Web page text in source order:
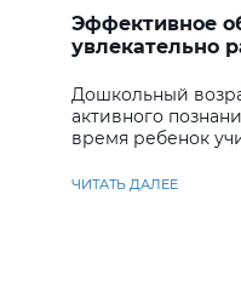
Эффективное
увлекательно
Дошкольный
активного
время ребенок
ЧИТАТЬ ДАЛЕЕ